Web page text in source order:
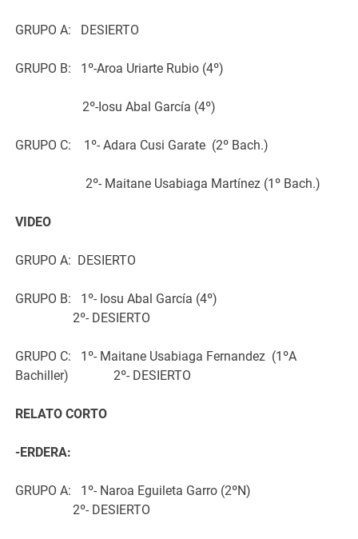
GRUPO A: DESIERTO
GRUPO B: 1º-Aroa Uriarte Rubio (4º)
2º-Iosu Abal García (4º)
GRUPO C: 1º- Adara Cusi Garate (2º Bach.)
2º- Maitane Usabiaga Martínez (1º Bach.)
VIDEO
GRUPO A: DESIERTO
GRUPO B:
1º- Iosu Abal García (4º)
2º- DESIERTO
GRUPO C: 1º- Maitane Usabiaga Fernandez (1ºA
Bachiller)
2º- DESIERTO
RELATO CORTO
-ERDERA:
GRUPO A:
1º- Naroa Eguileta Garro (2ºN)
2º- DESIERTO